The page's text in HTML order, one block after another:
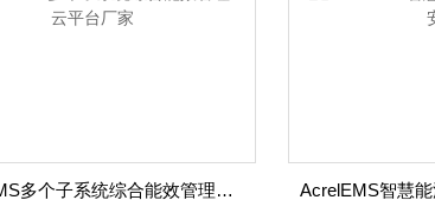
AcrelEMS多个子系统综合能效管理云平台厂家